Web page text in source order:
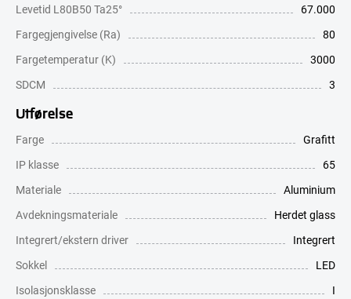
Levetid L80B50 Ta25°
67.000
Fargegjengivelse (Ra)
80
Fargetemperatur (K)
3000
SDCM
3
Utførelse
Farge
Grafitt
IP klasse
65
Materiale
Aluminium
Avdekningsmateriale
Herdet glass
Integrert/ekstern driver
Integrert
Sokkel
LED
Isolasjonsklasse
I